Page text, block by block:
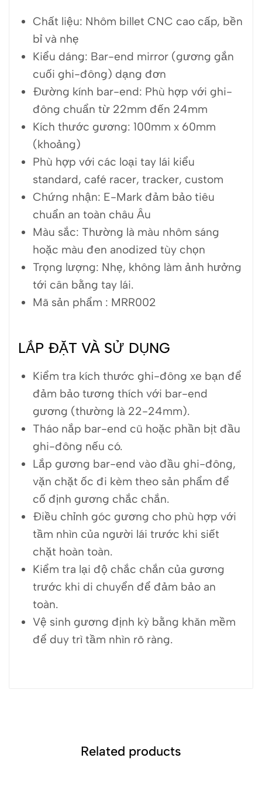
Chất liệu: Nhôm billet CNC cao cấp, bền
bỉ và nhẹ
Kiểu dáng: Bar-end mirror (gương gắn
cuối ghi-đông) dạng đơn
Đường kính bar-end: Phù hợp với ghi-
đông chuẩn từ 22mm đến 24mm
Kích thước gương: 100mm x 60mm
(khoảng)
Phù hợp với các loại tay lái kiểu
standard, café racer, tracker, custom
Chứng nhận: E-Mark đảm bảo tiêu
chuẩn an toàn châu Âu
Màu sắc: Thường là màu nhôm sáng
hoặc màu đen anodized tùy chọn
Trọng lượng: Nhẹ, không làm ảnh hưởng
tới cân bằng tay lái.
Mã sản phẩm : MRR002
LẮP ĐẶT VÀ SỬ DỤNG
Kiểm tra kích thước ghi-đông xe bạn để
đảm bảo tương thích với bar-end
gương (thường là 22-24mm).
Tháo nắp bar-end cũ hoặc phần bịt đầu
ghi-đông nếu có.
Lắp gương bar-end vào đầu ghi-đông,
vặn chặt ốc đi kèm theo sản phẩm để
cố định gương chắc chắn.
Điều chỉnh góc gương cho phù hợp với
tầm nhìn của người lái trước khi siết
chặt hoàn toàn.
Kiểm tra lại độ chắc chắn của gương
trước khi di chuyển để đảm bảo an
toàn.
Vệ sinh gương định kỳ bằng khăn mềm
để duy trì tầm nhìn rõ ràng.
Related products